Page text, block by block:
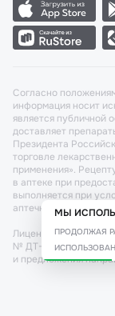
Согласно
информация носит
является публичной
доставляет
Президента
торговле
применения».
в аптеке при
выполняется при
аптечном пункте.
Лицензия №: ЛО-77-
№ ДТ-77-000421 от
и предложения
МЫ
ПРОДОЛЖАЯ